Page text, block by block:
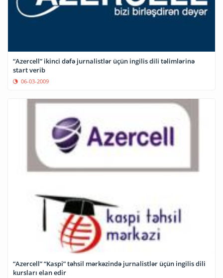
“Azercell” ikinci dəfə jurnalistlər üçün ingilis dili təlimlərinə
start verib
06-03-2009
“Azercell” “Kaspi” təhsil mərkəzində jurnalistlər üçün ingilis dili
kursları elan edir